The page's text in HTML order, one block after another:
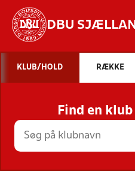
DBU
STILLINGER,
KLUB/HOLD RÆKKE
Find en